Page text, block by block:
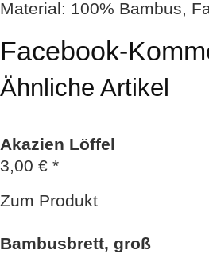
Material: 100% Bambus,
Facebook-
Ähnliche Artikel
Akazien Löffel
3,00 € *
Zum Produkt
Bambusbrett, groß